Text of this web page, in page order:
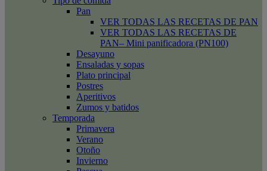
Pan
VER TODAS LAS RECETAS DE PAN
VER TODAS LAS RECETAS DE
PAN– Mini panificadora (PN100)
Desayuno
Ensaladas y sopas
Plato principal
Postres
Aperitivos
Zumos y batidos
Temporada
Primavera
Verano
Otoño
Invierno